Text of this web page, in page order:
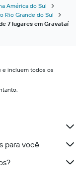
América do Sul
Rio Grande do Sul
7 lugares em Gravataí
e incluem todos os
para você